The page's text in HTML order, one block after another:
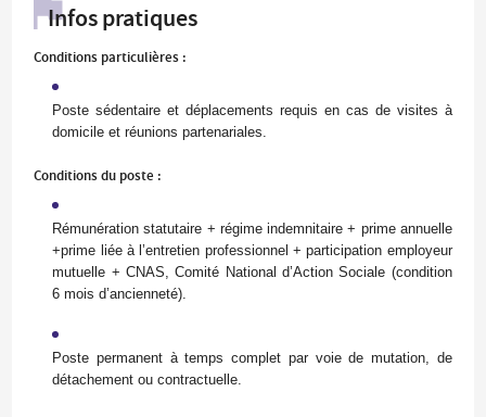
Infos pratiques
Conditions particulières :
Poste sédentaire et déplacements requis en cas de visites à
domicile et réunions partenariales.
Conditions du poste :
Rémunération statutaire + régime indemnitaire + prime annuelle
+prime liée à l’entretien professionnel + participation employeur
mutuelle + CNAS, Comité National d’Action Sociale (condition
6 mois d’ancienneté).
Poste permanent à temps complet par voie de mutation, de
détachement ou contractuelle.